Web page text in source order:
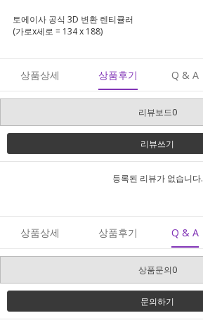
토에이사 공식 3D 변환 렌티큘러
(가로x세로 = 134 x 188)
상품상세 상품후기 Q & A
리뷰보드0
리뷰쓰기
등록된 리뷰가 없습니다.
상품상세 상품후기 Q & A
상품문의0
문의하기